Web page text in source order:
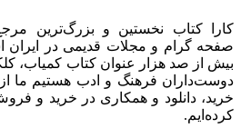
کارا کتاب نخستین و بزرگ‌ترین
صفحه گرام و مجلات قدیمی در ایران
بیش از صد هزار عنوان کتاب کمیاب،
خرید، دانلود و همکاری در خرید و
کرده‌ایم.